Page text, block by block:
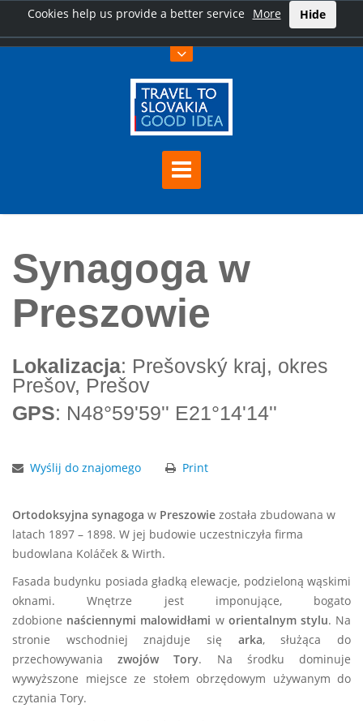
Cookies help us provide a better service More Hide
Synagoga w Preszowie
Synagoga w
Preszowie
Lokalizacja: Prešovský kraj, okres
Prešov, Prešov
GPS: N48°59'59'' E21°14'14''
Wyślij do znajomego Print
Ortodoksyjna synagoga w Preszowie została zbudowana w
latach 1897 – 1898. W jej budowie uczestniczyła firma
budowlana Koláček & Wirth.
Fasada budynku posiada gładką elewacje, podzieloną wąskimi
oknami. Wnętrze jest imponujące, bogato
zdobione naściennymi malowidłami w orientalnym stylu. Na
stronie wschodniej znajduje się arka, służąca do
przechowywaniazwojów Tory. Na środku dominuje
wywyższone miejsce ze stołem obrzędowym używanym do
czytania Tory.